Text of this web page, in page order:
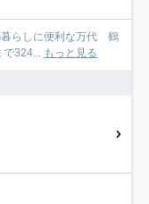
暮らしに便利な万代 鶴
で324... もっと見る